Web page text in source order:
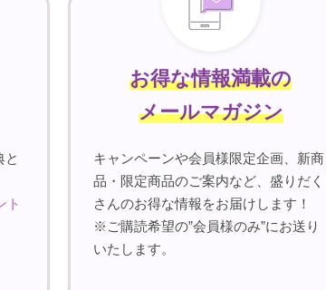
と
ト
お得な情報満載の
メールマガジン
キャンペーンや会員様限定企画、新商
品・限定商品のご案内など、盛りだく
さんのお得な情報をお届けします！
※ご購読希望の”会員様のみ”にお送り
いたします。